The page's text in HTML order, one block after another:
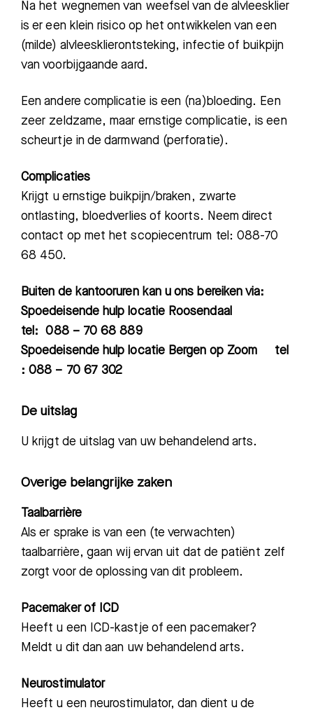
Na het wegnemen van weefsel van de alvleesklier
is er een klein risico op het ontwikkelen van een
(milde) alvleesklierontsteking, infectie of buikpijn
van voorbijgaande aard.
Een andere complicatie is een (na)bloeding. Een
zeer zeldzame, maar ernstige complicatie, is een
scheurtje in de darmwand (perforatie).
Complicaties
Krijgt u ernstige buikpijn/braken, zwarte
ontlasting, bloedverlies of koorts. Neem direct
contact op met het scopiecentrum tel: 088-70
68 450.
Buiten de kantooruren kan u ons bereiken via:
Spoedeisende hulp locatie Roosendaal
tel: 088 – 70 68 889
Spoedeisende hulp locatie Bergen op Zoom tel
: 088 – 70 67 302
De uitslag
U krijgt de uitslag van uw behandelend arts.
Overige belangrijke zaken
Taalbarrière
Als er sprake is van een (te verwachten)
taalbarrière, gaan wij ervan uit dat de patiënt zelf
zorgt voor de oplossing van dit probleem.
Pacemaker of ICD
Heeft u een ICD-kastje of een pacemaker?
Meldt u dit dan aan uw behandelend arts.
Neurostimulator
Heeft u een neurostimulator, dan dient u de